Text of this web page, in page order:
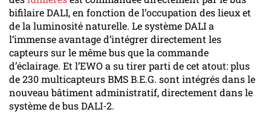
bifilaire DALI, en fonction de l’occupation des lieux et
de la luminosité naturelle. Le système DALI a
l’immense avantage d’intégrer directement les
capteurs sur le même bus que la commande
d’éclairage. Et l’EWO a su tirer parti de cet atout: plus
de 230 multicapteurs BMS B.E.G. sont intégrés dans le
nouveau bâtiment administratif, directement dans le
système de bus DALI-2.